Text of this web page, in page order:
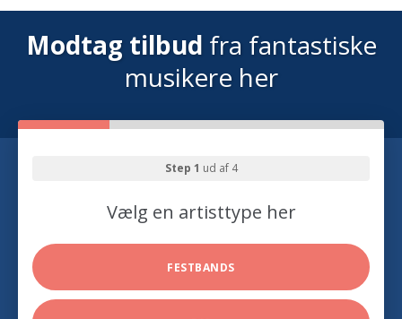
Modtag tilbud fra fantastiske
musikere her
Step 1 ud af 4
Vælg en artisttype her
FESTBANDS